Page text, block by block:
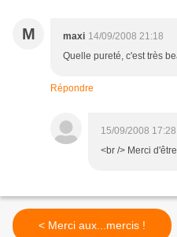
M maxi 14/09/2008 21:18
Quelle pureté, c'est très
Répondre
15/09/2008 17:28
<br /> Merci
< Merci aux...mercis !